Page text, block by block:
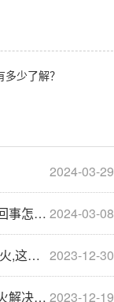
少了解？
2024-03-29
2024-03-08
解决
2023-12-30
···
2023-12-19
方法